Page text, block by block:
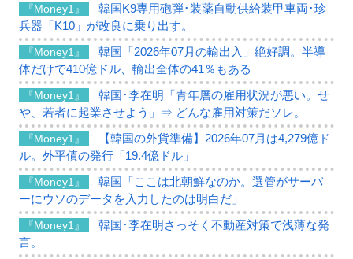
『Money1』
韓国K9専用砲弾･装薬自動供給装甲車両･珍
兵器「K10」が改良に乗り出す。
『Money1』
韓国「2026年07月の輸出入」絶好調。半導
体だけで410億ドル、輸出全体の41％もある
『Money1』
韓国･李在明「青年層の雇用状況が悪い。せ
や、若者に起業させよう」⇒ どんな雇用対策だソレ。
『Money1』
【韓国の外貨準備】2026年07月は4,279億ド
ル。外平債の発行「19.4億ドル」
『Money1』
韓国「ここは北朝鮮なのか。選管がサーバ
ーにウソのデータを入力したのは明白だ」
『Money1』
韓国･李在明さっそく不動産対策で浅薄な発
言。